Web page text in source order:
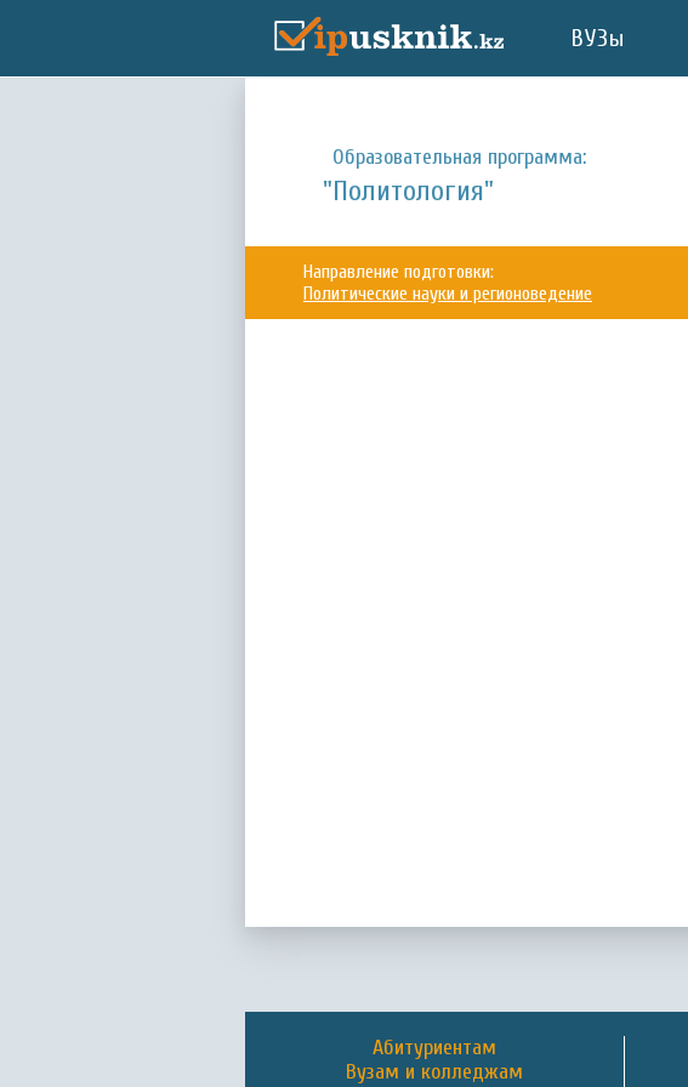
ВУЗы
Образовательная программа:
"Политология"
Направление подготовки:
Политические науки и регионоведение
Абитуриентам
Вузам и колледжам